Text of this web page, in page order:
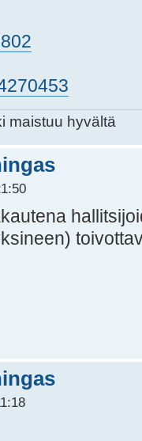
maistuu hyvältä